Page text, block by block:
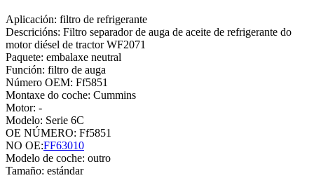
Aplicación: filtro de refrigerante
Descricións: Filtro separador de auga de aceite de refrigerante do
motor diésel de tractor WF2071
Paquete: embalaxe neutral
Función: filtro de auga
Número OEM: Ff5851
Montaxe do coche: Cummins
Motor: -
Modelo: Serie 6C
OE NÚMERO: Ff5851
NO OE:FF63010
Modelo de coche: outro
Tamaño: estándar